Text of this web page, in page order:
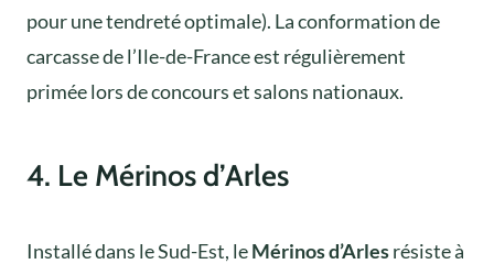
pour une tendreté optimale). La conformation de
carcasse de l’Ile-de-France est régulièrement
primée lors de concours et salons nationaux.
4. Le Mérinos d’Arles
Installé dans le Sud-Est, leMérinos d’Arlesrésiste à